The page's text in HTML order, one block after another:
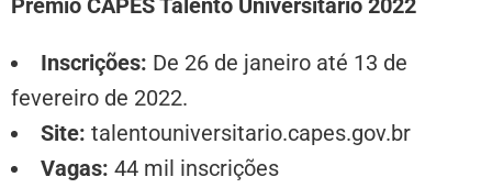
Inscrições: De 26 de janeiro até 13 de
fevereiro de 2022.
Site: talentouniversitario.capes.gov.br
Vagas: 44 mil inscrições